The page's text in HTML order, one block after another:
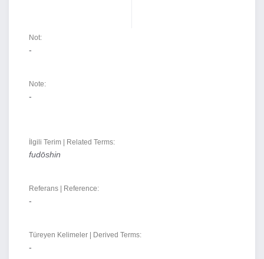
Not:
-
Note:
-
İlgili Terim | Related Terms:
fudōshin
Referans | Reference:
-
Türeyen Kelimeler | Derived Terms:
-